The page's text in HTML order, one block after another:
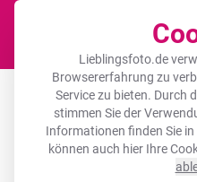
Lieblingsfoto.de
Browsererfahrung zu
Service zu bieten. Durch
stimmen Sie der
Informationen finden Sie in
können auch hier Ihre
Interieur